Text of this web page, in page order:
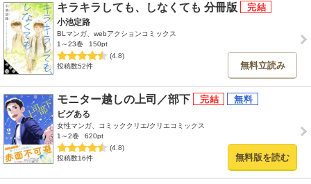
キラキラしても、しなくても 分冊版
小池定路
BLマンガ、webアクションコミックス
1～23巻
150pt
(4.8)
投稿数52件
無料立読み
モニター越しの上司／部下
ビグある
女性マンガ、コミッククリエ/クリエコミックス
1～2巻
620pt
(4.8)
投稿数16件
無料版を読む